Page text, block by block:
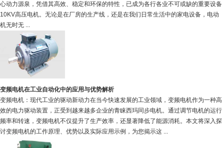
心动力源泉，凭借其高效、稳定和环保的特性，已成为各行各业不可或缺的重要设备
10KV高压电机。无论是在厂房的生产线，还是在我们日常生活中的家电设备，电动
机无时无 ...
变频电机在工业自动化中的应用与优势解析
变频电机：现代工业的驱动新动力在当今快速发展的工业领域，变频电机作为一种高
效的电力驱动装置，正受到越来越多企业的青睐西玛同步电机。通过调节电机的运行
频率和转速，变频电机不仅提升了生产效率，还显著降低了能源消耗。本文将深入探
讨变频电机的工作原理、优势以及实际应用示例，为您揭示这 ...